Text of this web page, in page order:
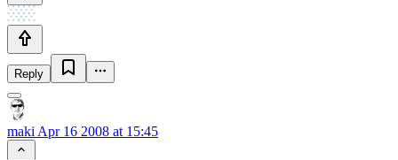
Reply
maki Apr 16 2008 at 15:45